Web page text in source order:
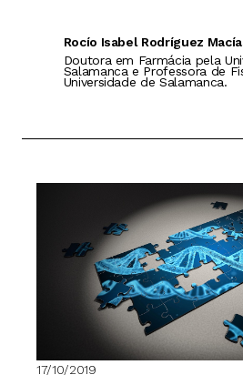
Rocío Isabel Rodríguez
Doutora em Farmácia pela
Salamanca e Professora de
Universidade de Salamanca.
17/10/2019